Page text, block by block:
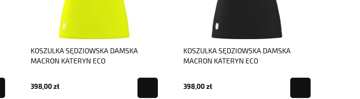
KOSZULKA SĘDZIOWSKA DAMSKA
MACRON KATERYN ECO
398,00 zł
KOSZULKA SĘDZIOWSKA DAMSKA
MACRON KATERYN ECO
398,00 zł